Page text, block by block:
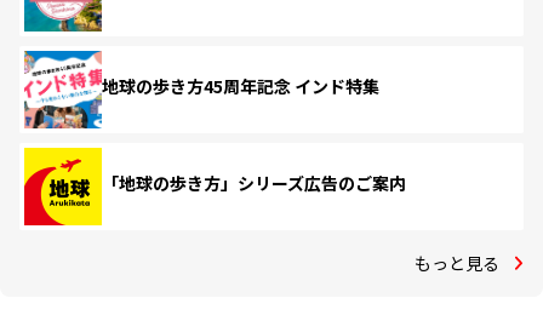
地球の歩き方45周年記念 インド特集
「地球の歩き方」シリーズ広告のご案内
もっと見る